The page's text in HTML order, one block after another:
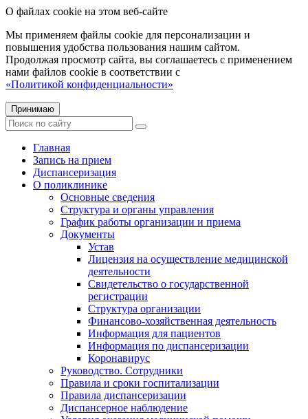
О файлах cookie на этом веб-сайте
Мы применяем файлы cookie для персонализации и
повышения удобства пользования нашим сайтом.
Продолжая просмотр сайта, вы соглашаетесь с применением
нами файлов cookie в соответствии с
«Политикой конфиденциальности»
Принимаю
Главная
Запись на прием
Диспансеризация
О поликлинике
Основные сведения
Структура и органы управления
График работы организации и приема
Документы
Устав
Лицензия на осуществление медицинской
деятельности
Свидетельство о государственной
регистрации
Структура организации
Финансово-хозяйственная деятельность
Информация для пациентов
Информация по диспансеризации
Коронавирус
Руководство. Сотрудники
Правила и сроки госпитализации
Правила диспансеризации
Диспансерное наблюдение